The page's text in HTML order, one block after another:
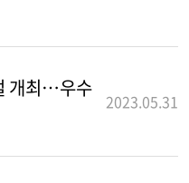
개최…우수
2023.05.31